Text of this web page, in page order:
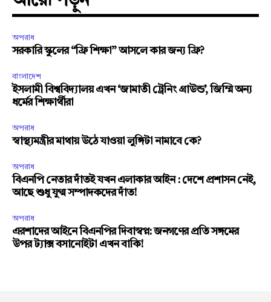
অপরাধ
সরকারি স্কুলের “ফ্রি শিক্ষা” আসলে কার জন্য ফ্রি?
বাংলাদেশ
ইসলামী বিশ্ববিদ্যালয় এখন ‘জামাতী ট্রেনিং গ্রাউন্ড’, জিম্মি অন্য
ধর্মের শিক্ষার্থীরা
অপরাধ
স্বাস্থ্যমন্ত্রীর মাথায় উঠে যাওয়া লুঙ্গিটা নামাবে কে?
অপরাধ
বিএনপি নেতার দাঁতই যখন এলাকার আইন : দেশে প্রশাসন নেই,
আছে শুধু যুগ্ম সম্পাদকদের দাঁত!
অপরাধ
এরশাদের আইনে বিএনপির দিবাস্বপ্ন: জনগণের প্রতি সঙ্গমের
উপর ট্যাক্স বসানোইটা এখন বাকি!